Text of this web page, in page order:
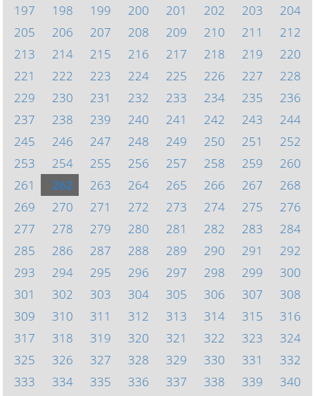
197
198 199 200 201 202 203
204
205
206 207 208 209 210 211
212
213
214 215 216 217 218 219
220
221
222 223 224 225 226 227
228
229
230 231 232 233 234 235
236
237
238 239 240 241 242 243
244
245
246 247 248 249 250 251
252
253
254 255 256 257 258 259
260
261
262 263 264 265 266 267
268
269
270 271 272 273 274 275
276
277
278 279 280 281 282 283
284
285
286 287 288 289 290 291
292
293
294 295 296 297 298 299
300
301
302 303 304 305 306 307
308
309
310 311 312 313 314 315
316
317
318 319 320 321 322 323
324
325
326 327 328 329 330 331
332
333
334 335 336 337 338 339
340